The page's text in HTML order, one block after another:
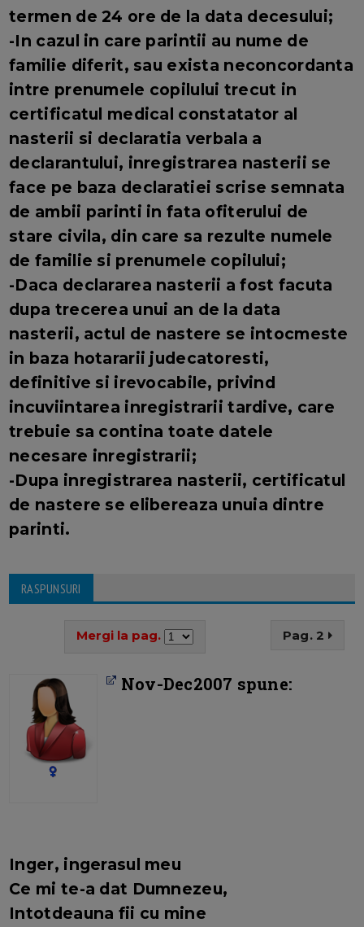
termen de 24 ore de la data decesului;
-In cazul in care parintii au nume de
familie diferit, sau exista neconcordanta
intre prenumele copilului trecut in
certificatul medical constatator al
nasterii si declaratia verbala a
declarantului, inregistrarea nasterii se
face pe baza declaratiei scrise semnata
de ambii parinti in fata ofiterului de
stare civila, din care sa rezulte numele
de familie si prenumele copilului;
-Daca declararea nasterii a fost facuta
dupa trecerea unui an de la data
nasterii, actul de nastere se intocmeste
in baza hotararii judecatoresti,
definitive si irevocabile, privind
incuviintarea inregistrarii tardive, care
trebuie sa contina toate datele
necesare inregistrarii;
-Dupa inregistrarea nasterii, certificatul
de nastere se elibereaza unuia dintre
parinti.
RASPUNSURI
Mergi la pag. Pag. 2
Nov-Dec2007 spune:
Inger, ingerasul meu
Ce mi te-a dat Dumnezeu,
Intotdeauna fii cu mine